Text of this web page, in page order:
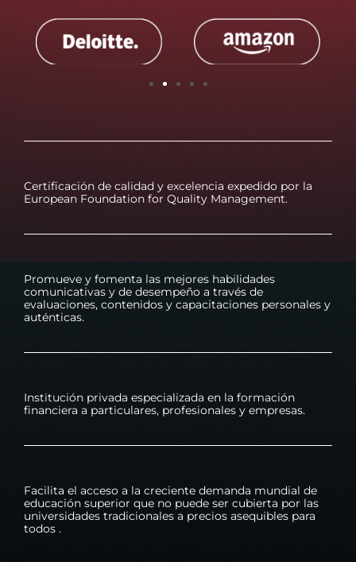
Certificación de calidad y excelencia expedido por la
European Foundation for Quality Management.
Promueve y fomenta las mejores habilidades
comunicativas y de desempeño a través de
evaluaciones, contenidos y capacitaciones personales y
auténticas.
Institución privada especializada en la formación
financiera a particulares, profesionales y empresas.
Facilita el acceso a la creciente demanda mundial de
educación superior que no puede ser cubierta por las
universidades tradicionales a precios asequibles para
todos .